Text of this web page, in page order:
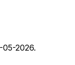
2026.